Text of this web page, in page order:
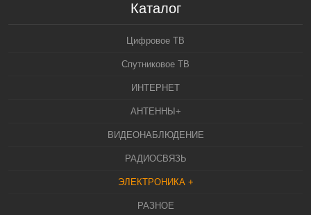
Каталог
Цифровое ТВ
Спутниковое ТВ
ИНТЕРНЕТ
АНТЕННЫ+
ВИДЕОНАБЛЮДЕНИЕ
РАДИОСВЯЗЬ
ЭЛЕКТРОНИКА +
РАЗНОЕ